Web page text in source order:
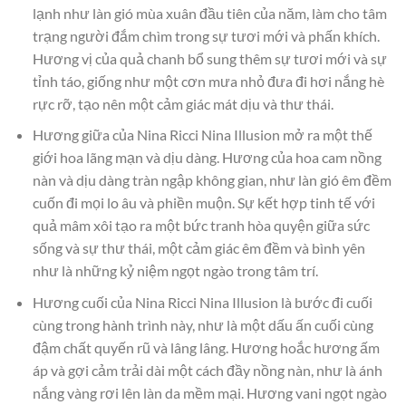
lạnh như làn gió mùa xuân đầu tiên của năm, làm cho tâm
trạng người đắm chìm trong sự tươi mới và phấn khích.
Hương vị của quả chanh bổ sung thêm sự tươi mới và sự
tỉnh táo, giống như một cơn mưa nhỏ đưa đi hơi nắng hè
rực rỡ, tạo nên một cảm giác mát dịu và thư thái.
Hương giữa của Nina Ricci Nina Illusion mở ra một thế
giới hoa lãng mạn và dịu dàng. Hương của hoa cam nồng
nàn và dịu dàng tràn ngập không gian, như làn gió êm đềm
cuốn đi mọi lo âu và phiền muộn. Sự kết hợp tinh tế với
quả mâm xôi tạo ra một bức tranh hòa quyện giữa sức
sống và sự thư thái, một cảm giác êm đềm và bình yên
như là những kỷ niệm ngọt ngào trong tâm trí.
Hương cuối của Nina Ricci Nina Illusion là bước đi cuối
cùng trong hành trình này, như là một dấu ấn cuối cùng
đậm chất quyến rũ và lâng lâng. Hương hoắc hương ấm
áp và gợi cảm trải dài một cách đầy nồng nàn, như là ánh
nắng vàng rơi lên làn da mềm mại. Hương vani ngọt ngào